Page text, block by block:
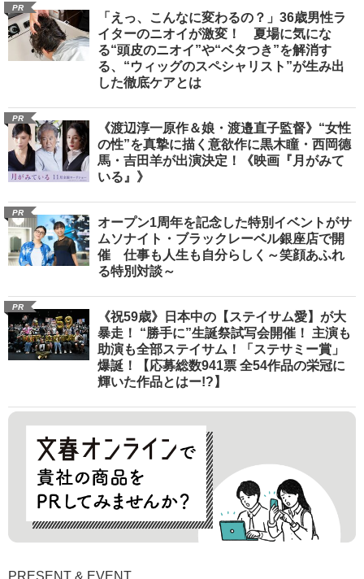
PR
「えっ、こんなに変わるの？」36歳男性ラ
イターのニオイが激変！ 夏場に気にな
る“頭皮のニオイ”や“ベタつき”を解消す
る、“ウィッグのスペシャリスト”が生み出
した徹底ケアとは
PR
《渡辺淳一原作＆娘・渡邉直子監督》“女性
の性”を真摯に描く意欲作に黒木瞳・西岡德
馬・吉田羊が出演決定！《映画『月がみて
いる』》
PR
オープン1周年を記念した特別イベントがサ
ムソナイト・ブラックレーベル銀座店で開
催 仕事も人生も自分らしく～笑顔あふれ
る特別対談～
PR
《祝59歳》日本中の【ステイサム愛】が大
暴走！ “勝手に”生誕祭試写会開催！ 主演も
助演も全部ステイサム！「ステサミー賞」
爆誕！【応募総数941票 全54作品の栄冠に
輝いた作品とはー!?】